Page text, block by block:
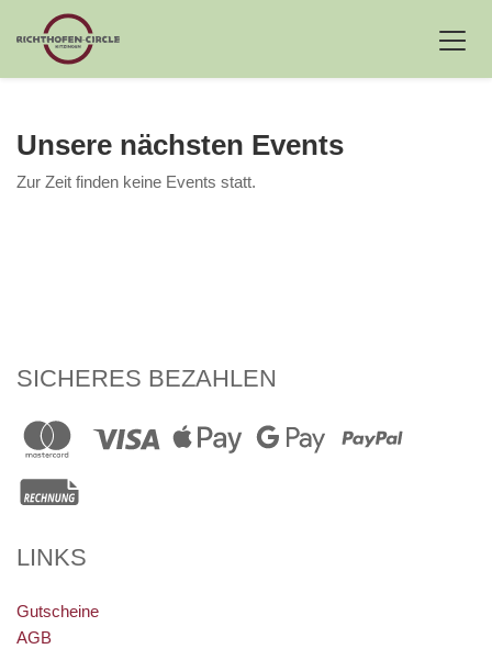
Unsere nächsten Events
Zur Zeit finden keine Events statt.
SICHERES BEZAHLEN
LINKS
Gutscheine
AGB